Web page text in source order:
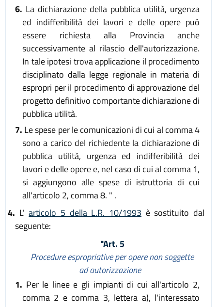
6. La dichiarazione della pubblica utilità, urgenza
ed indifferibilità dei lavori e delle opere può
essere richiesta alla Provincia anche
successivamente al rilascio dell'autorizzazione.
In tale ipotesi trova applicazione il procedimento
disciplinato dalla legge regionale in materia di
espropri per il procedimento di approvazione del
progetto definitivo comportante dichiarazione di
pubblica utilità.
7. Le spese per le comunicazioni di cui al comma 4
sono a carico del richiedente la dichiarazione di
pubblica utilità, urgenza ed indifferibilità dei
lavori e delle opere e, nel caso di cui al comma 1,
si aggiungono alle spese di istruttoria di cui
all'articolo 2, comma 8. " .
4. L'articolo 5 della L.R. 10/1993 è sostituito dal
seguente:
"Art. 5
Procedure espropriative per opere non soggette
ad autorizzazione
1. Per le linee e gli impianti di cui all'articolo 2,
comma 2 e comma 3, lettera a), l'interessato